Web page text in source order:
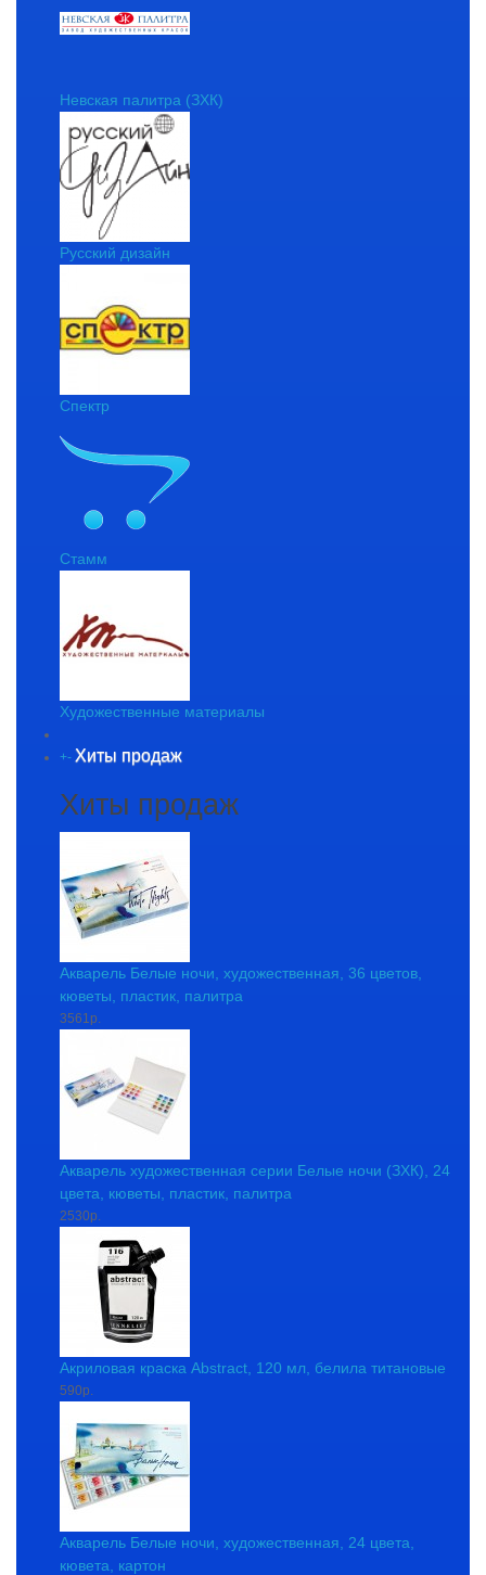
Невская палитра (ЗХК)
Русский дизайн
Спектр
Стамм
Художественные материалы
+- Хиты продаж
Хиты продаж
Акварель Белые ночи, художественная, 36 цветов,
кюветы, пластик, палитра
3561р.
Акварель художественная серии Белые ночи (ЗХК), 24
цвета, кюветы, пластик, палитра
2530р.
Акриловая краска Abstract, 120 мл, белила титановые
590р.
Акварель Белые ночи, художественная, 24 цвета,
кювета, картон